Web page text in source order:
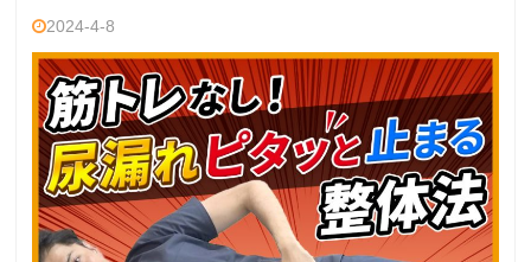
2024-4-8